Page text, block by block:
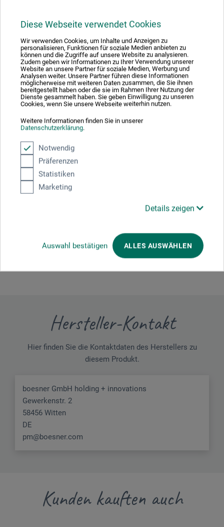
Diese Webseite verwendet Cookies
Wir verwenden Cookies, um Inhalte und Anzeigen zu
personalisieren, Funktionen für soziale Medien anbieten zu
können und die Zugriffe auf unsere Website zu analysieren.
Zudem geben wir Informationen zu Ihrer Verwendung unserer
Website an unsere Partner für soziale Medien, Werbung und
Analysen weiter. Unsere Partner führen diese Informationen
möglicherweise mit weiteren Daten zusammen, die Sie ihnen
bereitgestellt haben oder die sie im Rahmen Ihrer Nutzung der
Dienste gesammelt haben. Sie geben Einwilligung zu unseren
Cookies, wenn Sie unsere Webseite weiterhin nutzen.
Weitere Informationen finden Sie in unserer
Datenschutzerklärung.
Notwendig
Präferenzen
Statistiken
Marketing
Details zeigen
Auswahl bestätigen ALLES AUSWÄHLEN
Downloads
Hier finden Sie wichtige Dokumente und Dateien zu
diesem Produkt.
Sicherheitsdatenblatt
Produktbewertungen (0)
JETZT PRODUKT BEWERTEN
Hersteller-Kontakt
Hier finden Sie die Kontaktdaten des Herstellers zu
diesem Produkt.
boesner GmbH holding + innovations
Gewerkenstr. 2
58456 Witten
DE
pm@boesner.com
Kunden kauften auch